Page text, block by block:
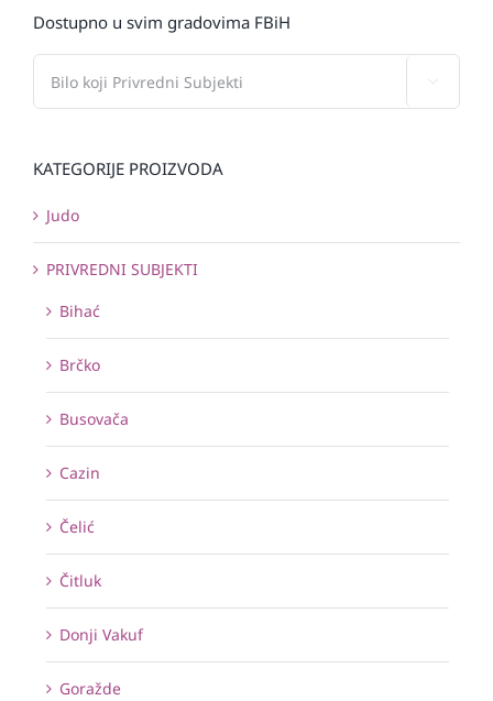
Dostupno u svim gradovima FBiH
KATEGORIJE PROIZVODA
Judo
PRIVREDNI SUBJEKTI
Bihać
Brčko
Busovača
Cazin
Čelić
Čitluk
Donji Vakuf
Goražde